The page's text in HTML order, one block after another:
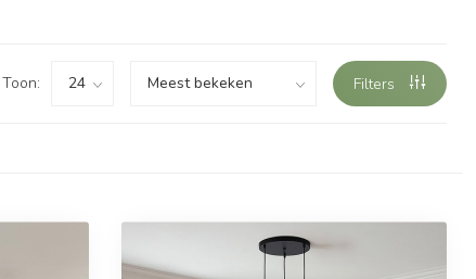
Toon: Filters